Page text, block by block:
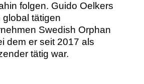
folgen. Guido Oelkers
global tätigen
Swedish Orphan
dem er seit 2017 als
tätig war.